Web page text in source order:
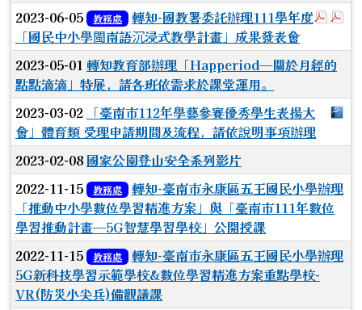
於彈
2023-06-05 教務處
轉知-國教署委託辦理111學年度
「國民中小學閩南語沉浸式教學計畫」成果發表會
2023-05-01 轉知教育部辦理「Happeriod—關於月經的
點點滴滴」特展，請各班依需求於課堂運用。
2023-03-02 「臺南市112年學藝參賽優秀學生表揚大
會」體育類 受理申請期間及流程，請依說明事項辦理
2023-02-08 國家公園登山安全系列影片
2022-11-15
教務處
轉知-臺南市永康區五王國民小學辦理
「推動中小學數位學習精進方案」與「臺南市111年數位
學習推動計畫—5G智慧學習學校」公開授課
2022-11-15
教務處
轉知-臺南市永康區五王國民小學辦理
5G新科技學習示範學校&數位學習精進方案重點學校-
VR(防災小尖兵)備觀議課